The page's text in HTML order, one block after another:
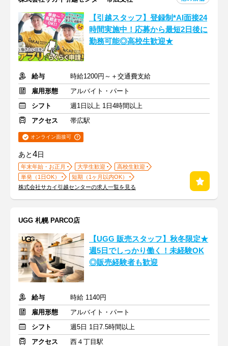
【引越スタッフ】登録制*AI面接24
時間実施中！応募から最短2日後に
勤務可能◎高校生歓迎★
給与
時給1200円～＋交通費支給
雇用形態
アルバイト・パート
シフト
週1日以上 1日4時間以上
アクセス
帯広駅
オンライン面接可
あと4日
年末年始・お正月 大学生歓迎
高校生歓迎
単発（1日OK）
短期（1ヶ月以内OK）
株式会社サカイ引越センターの求人一覧を見る
UGG 札幌 PARCO店
【UGG 販売スタッフ】秋冬限定★
週5日でしっかり働く！未経験OK
◎販売経験者も歓迎
給与
時給 1140円
雇用形態
アルバイト・パート
シフト
週5日 1日7.5時間以上
アクセス
西４丁目駅